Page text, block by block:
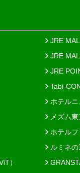
JRE
JRE
JRE
Tabi-
ホテルニ
メズム東
ホテルフ
ルミネの
）